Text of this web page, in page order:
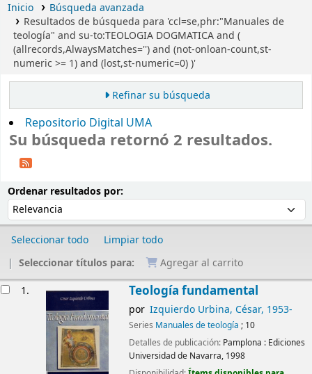
Inicio
Búsqueda avanzada
Resultados de búsqueda para 'ccl=se,phr:"Manuales de
teología" and su-to:TEOLOGIA DOGMATICA and (
(allrecords,AlwaysMatches='') and (not-onloan-count,st-
numeric >= 1) and (lost,st-numeric=0) )'
Refinar su búsqueda
Repositorio Digital UMA
Su búsqueda retornó 2 resultados.
Ordenar resultados por:
Seleccionar todo
Limpiar todo
Seleccionar títulos para:
Agregar al carrito
1. Teología fundamental
por Izquierdo Urbina, César, 1953-
Series Manuales de teología ; 10
Detalles de publicación: Pamplona : Ediciones
Universidad de Navarra, 1998